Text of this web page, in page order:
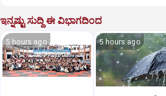
ಇನ್ನಷ್ಟು ಸುದ್ದಿ ಈ ವಿಭಾಗದಿಂದ
5 hours ago 5 hours ago